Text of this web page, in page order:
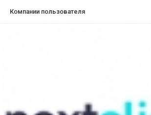
Компании пользователя